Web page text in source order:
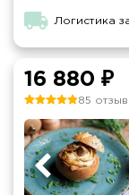
Логистика
16 880 ₽
85